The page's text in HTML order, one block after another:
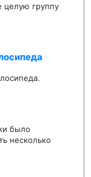
целую группу
было
несколько